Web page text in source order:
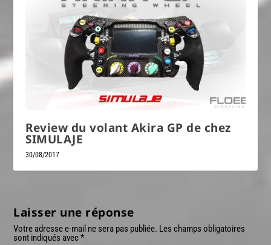
Review du volant Akira GP de chez
SIMULAJE
30/08/2017
Laisser une réponse
Votre adresse e-mail ne sera pas publiée. Les champs obligatoires
sont indiqués avec*